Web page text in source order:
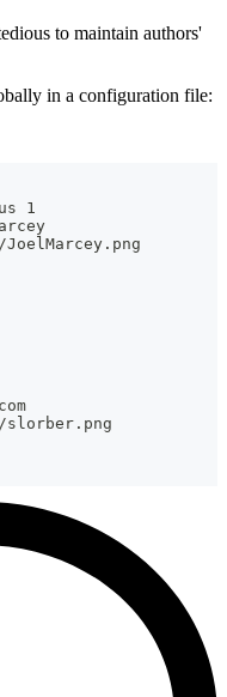
to maintain authors'
in a configuration file:
1
slorber.png